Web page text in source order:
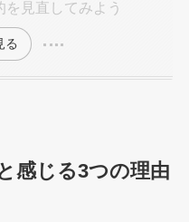
見直してみよう
る
感じる3つの理由